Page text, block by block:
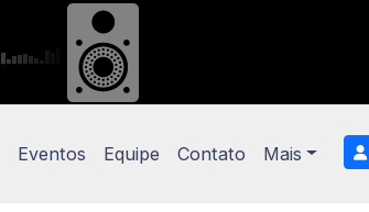
Eventos Equipe Contato Mais